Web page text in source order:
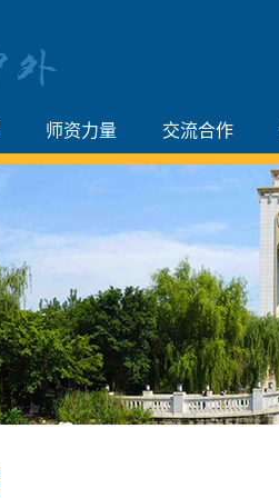
师资力量 交流合作